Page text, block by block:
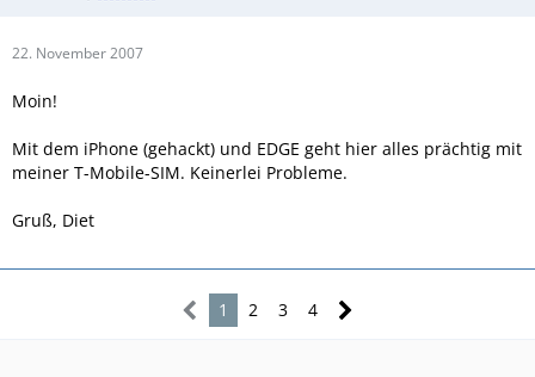
22. November 2007
Moin!
Mit dem iPhone (gehackt) und EDGE geht hier alles prächtig mit
meiner T-Mobile-SIM. Keinerlei Probleme.
Gruß, Diet
1 2 3 4